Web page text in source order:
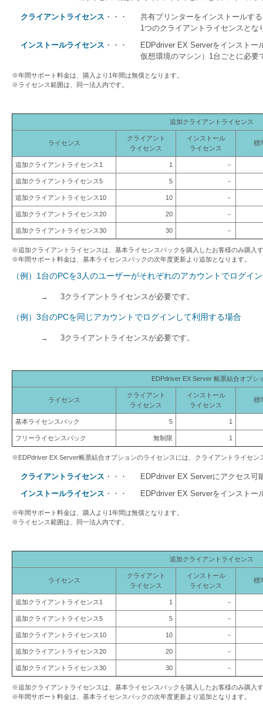
クライアントライセンス ・・・
共有プリンターをインストールす
1つのクライアントライセンスとな
インストールライセンス ・・・
EDPdriver EX Serverをインストー
仮想環境のマシン）1台ごとに必要
※年間サポート料金は、購入より1年間は無償となります。
※ライセンス範囲は、同一法人内です。
追加クライアントライセンス
ライセンス
クライアント
ライセンス
インストール
ライセンス
標
追加クライアントライセンス1 1 －
追加クライアントライセンス5 5 －
追加クライアントライセンス10 10 －
追加クライアントライセンス20 20 －
追加クライアントライセンス30 30 －
※追加クライアントライセンスは、基本ライセンスパックを購入したお客様のみ購入
※年間サポート料金は、基本ライセンスパックの次年度更新より追加となります。
（例）1台のPCを3人のユーザーがそれぞれのアカウントでログイ
→ 3クライアントライセンスが必要です。
（例）3台のPCを同じアカウントでログインして利用する場合
→ 3クライアントライセンスが必要です。
EDPdriver EX Server 帳票結合オプシ
ライセンス
クライアント
ライセンス
インストール
ライセンス
標
基本ライセンスパック 5 1
フリーライセンスパック 無制限 1
※EDPdriver EX Server帳票結合オプションのライセンスには、クライアントライセン
クライアントライセンス ・・・
EDPdriver EX Serverにアクセス可
インストールライセンス ・・・ EDPdriver EX Serverをインストー
※年間サポート料金は、購入より1年間は無償となります。
※ライセンス範囲は、同一法人内です。
追加クライアントライセンス
ライセンス
クライアント
ライセンス
インストール
ライセンス
標
追加クライアントライセンス1 1 －
追加クライアントライセンス5 5 －
追加クライアントライセンス10 10 －
追加クライアントライセンス20 20 －
追加クライアントライセンス30 30 －
※追加クライアントライセンスは、基本ライセンスパックを購入したお客様のみ購入
※年間サポート料金は、基本ライセンスパックの次年度更新より追加となります。